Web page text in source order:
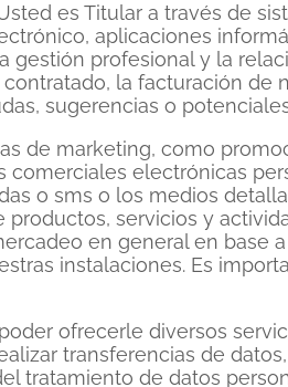
es Titular a través de
aplicaciones
gestión profesional y la
la facturación de
sugerencias o
de marketing, como
electrónicas
o sms o los medios
servicios y
en general en base
instalaciones. Es
ofrecerle diversos
transferencias de
tratamiento de datos